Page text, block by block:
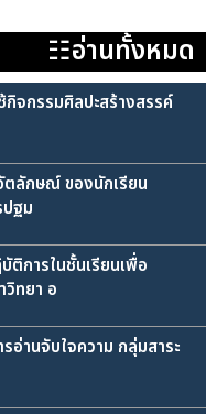
☷อ่านทั้งหมด
จกรรมศิลปะสร้างสรรค์
ตลักษณ์ ของนักเรียน
ฐม
การในชั้นเรียนเพื่อ
วิทยา อ
อ่านจับใจความ กลุ่มสาระ